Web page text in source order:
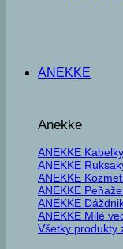
ANEKKE
Anekke
ANEKKE
ANEKKE
ANEKKE
ANEKKE
ANEKKE
ANEKKE Milé
Všetky produkty